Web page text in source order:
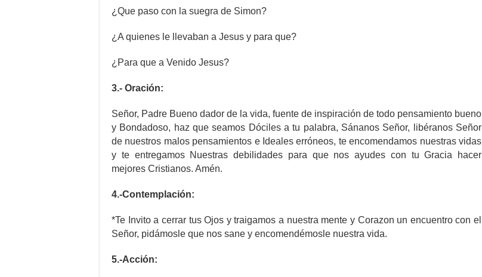
¿Que paso con la suegra de Simon?
¿A quienes le llevaban a Jesus y para que?
¿Para que a Venido Jesus?
3.- Oración:
Señor, Padre Bueno dador de la vida, fuente de inspiración de todo pensamiento bueno
y Bondadoso, haz que seamos Dóciles a tu palabra, Sánanos Señor, libéranos Señor
de nuestros malos pensamientos e Ideales erróneos, te encomendamos nuestras vidas
y te entregamos Nuestras debilidades para que nos ayudes con tu Gracia hacer
mejores Cristianos. Amén.
4.-Contemplación:
*Te Invito a cerrar tus Ojos y traigamos a nuestra mente y Corazon un encuentro con el
Señor, pidámosle que nos sane y encomendémosle nuestra vida.
5.-Acción: